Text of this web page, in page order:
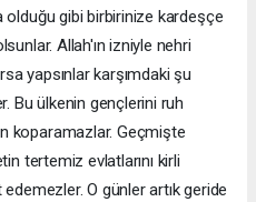
olduğu gibi birbirinize kardeşçe
Allah'ın izniyle nehri
yapsınlar karşımdaki şu
Bu ülkenin gençlerini ruh
koparamazlar. Geçmişte
tertemiz evlatlarını kirli
O günler artık geride